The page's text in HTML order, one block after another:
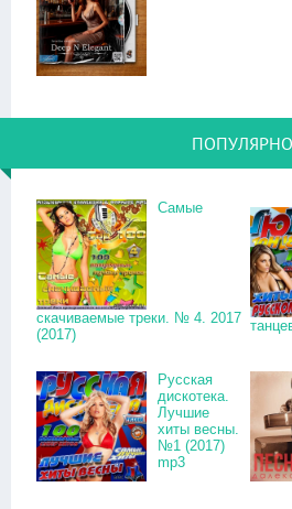
Самые
скачиваемые треки. № 4. 2017
(2017)
Русская
дискотека.
Лучшие
хиты весны.
№1 (2017)
mp3